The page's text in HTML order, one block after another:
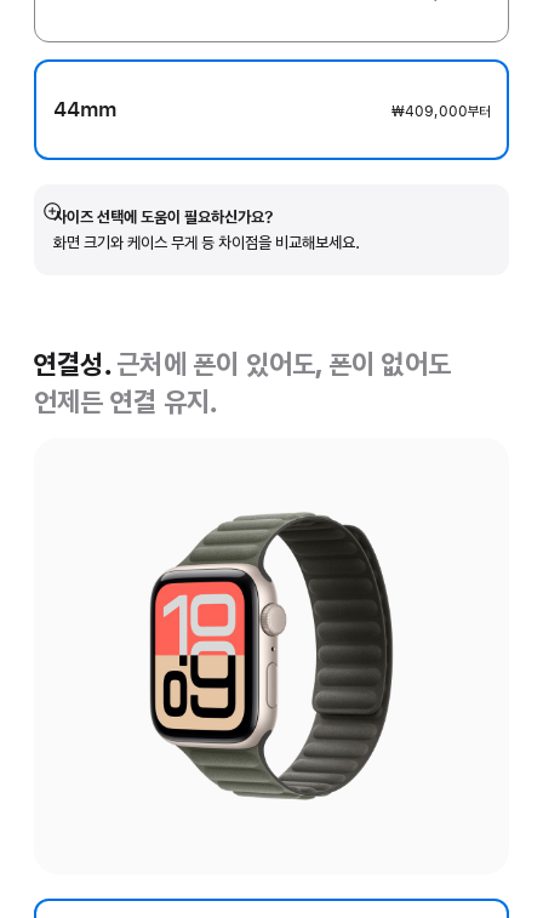
44mm ₩409,000부터
사이즈 선택에 도움이 필요하신가요?
화면 크기와 케이스 무게 등 차이점을 비교해보세요.
자세히
보기
연결성.근처에 폰이 있어도, 폰이 없어도
언제든 연결 유지.